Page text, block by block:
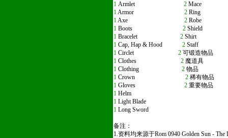
1Armlet 2Mace
1Armor 2Ring
1Axe 2Robe
1Boots 2Shield
1Bracelet 2Shirt
1Cap, Hap & Hood 2Staff
1Circlet 2可锻造物品
1Clothes 2魔道具
1Clothing 2物品
1Crown 2稀有物品
1Gloves 2重要物品
1Helm
1Light Blade
1Long Sword
备注：
1.资料均来源于Rom 0940 Golden Sun -